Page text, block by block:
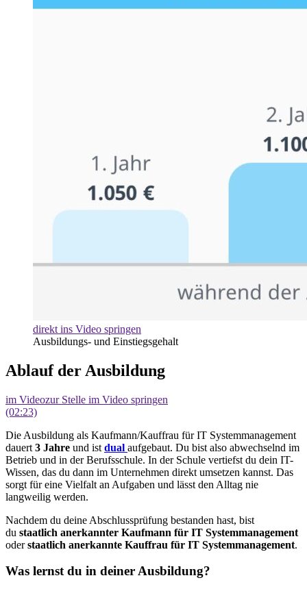
direkt ins Video springen
Ausbildungs- und Einstiegsgehalt
Ablauf der Ausbildung
im Videozur Stelle im Video springen
(02:23)
Die Ausbildung als Kaufmann/Kauffrau für IT Systemmanagement
dauert 3 Jahre und ist dual aufgebaut. Du bist also abwechselnd im
Betrieb und in der Berufsschule. In der Schule vertiefst du dein IT-
Wissen, das du dann im Unternehmen direkt umsetzen kannst. Das
sorgt für eine Vielfalt an Aufgaben und lässt den Alltag nie
langweilig werden.
Nachdem du deine Abschlussprüfung bestanden hast, bist
du staatlich anerkannter Kaufmann für IT Systemmanagement
oderstaatlich anerkannte Kauffrau für IT Systemmanagement.
Was lernst du in deiner Ausbildung?